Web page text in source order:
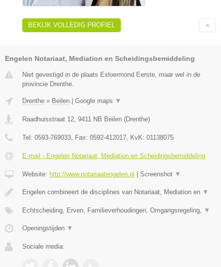
BEKIJK VOLLEDIG PROFIEL
Engelen Notariaat, Mediation en Scheidingsbemiddeling
Niet gevestigd in de plaats Exloermond Eerste, maar wel in de
provincie Drenthe.
Drenthe » Beilen Google maps ▼
Raadhuisstraat 12, 9411 NB Beilen (Drenthe)
Tel: 0593-769033, Fax: 0592-412017, KvK: 01138075
E-mail › Engelen Notariaat, Mediation en Scheidingsbemiddeling
Website: http://www.notariaatengelen.nl Screenshot ▼
Engelen combineert de disciplines van Notariaat, Mediation en ▼
Echtscheiding, Erven, Familieverhoudingen, Omgangsregeling, ▼
Openingstijden ▼
Sociale media: